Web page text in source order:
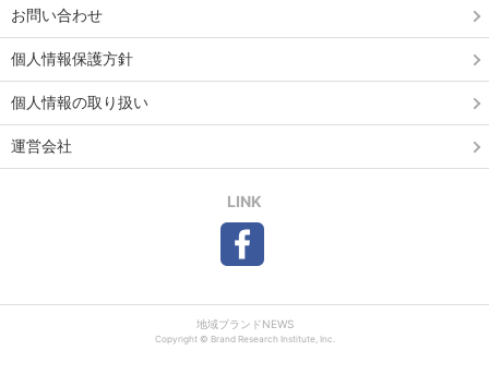
お問い合わせ
個人情報保護方針
個人情報の取り扱い
運営会社
LINK
地域ブランドNEWS
Copyright © Brand Research Institute, Inc.